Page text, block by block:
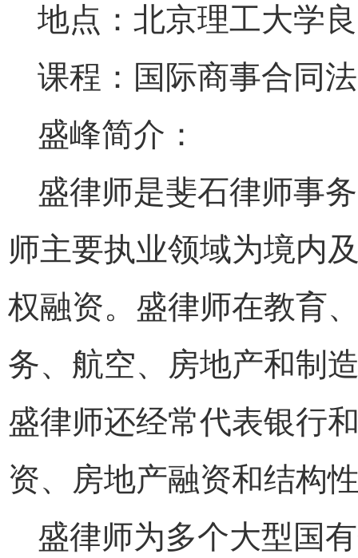
地点：北京理工大学
课程：国际商事合同法
盛峰简介：
盛律师是斐石律师事
师主要执业领域为境内
权融资。盛律师在教育
务、航空、房地产和制
盛律师还经常代表银行
资、房地产融资和结构
盛律师为多个大型国